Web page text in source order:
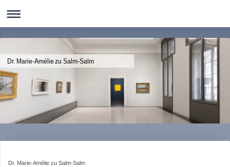
Dr. Marie-Amélie zu Salm-Salm
Dr. Marie-Amélie zu Salm-Salm